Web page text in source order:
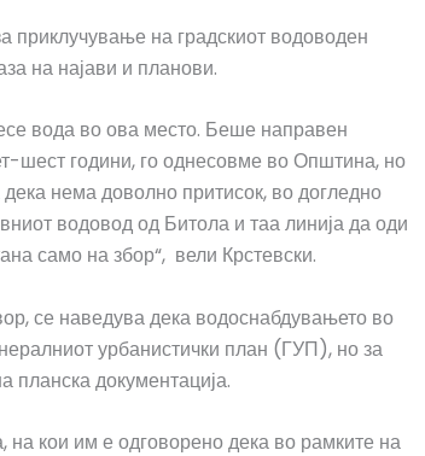
приклучување на градскиот водоводен
на најави и планови.
вода во ова место. Беше направен
шест години, го однесовме во Општина, но
нема доволно притисок, во догледно
водовод од Битола и таа линија да оди
само на збор“, вели Крстевски.
се наведува дека водоснабдувањето во
урбанистички план (ГУП), но за
планска документација.
кои им е одговорено дека во рамките на